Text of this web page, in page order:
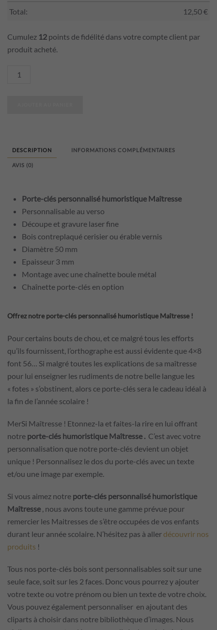
Total: 12,50€
Cumulez 12 points de fidélité dans votre compte client par
produit acheté.
quantité
Maîtresse
DESCRIPTION INFORMATIONS COMPLÉMENTAIRES
AVIS (0)
Porte-clés personnalisé humoristique Maîtresse
Personnalisable au verso
Découpe et gravure laser fine
Bois contreplaqué cerisier ou érable vernis
Diamètre 50 mm
Epaisseur 3 mm
Montage avec une chaînette boule métal
Chaînette porte-clés en option
Offrez notre porte-clés personnalisé humoristique Maîtresse !
Pour certains bouts de chou, et ce malgré tous les efforts
qu’ils fournissent, l’orthographe est aussi évidente que 4×8
font 56… Si malgré toutes les explications de sa maîtresse
pour lui enseigner les rudiments de notre belle langue les
« fotes » s’obstinent, alors ce porte-clés sera le cadeau idéal à
la fin de l’année scolaire !
MerSi Maîtresse ! Etonnez-la et faites-la rire en lui offrant
notre porte-clés humoristique Maîtresse . C’est avec votre
personnalisation que notre porte-clés devient un objet
unique ! Personnalisez le dos du porte-clés avec un texte
et/ou une image par exemple.
Si vous aimez notre porte-clés personnalisé humoristique
Maîtresse , nous avons toute une gamme prévue pour
remercier les Maitresses de s’être occupées de vos enfants
durant leur année scolaire. N’hésitez pas à aller découvrir nos
produits !
Tous nos porte-clés bois sont personnalisables soit sur une
seule face, soit sur les 2 faces. Donc vous pourrez y ajouter
votre texte ou votre prénom ou bien un texte de votre choix.
Vous pouvez également personnaliser en ajoutant des
cliparts à choisir dans notre bibliothèque d’images. Nous